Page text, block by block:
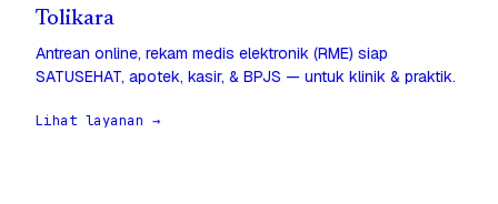
Tolikara
Antrean online, rekam medis elektronik (RME) siap
SATUSEHAT, apotek, kasir, & BPJS — untuk klinik & praktik.
Lihat layanan →